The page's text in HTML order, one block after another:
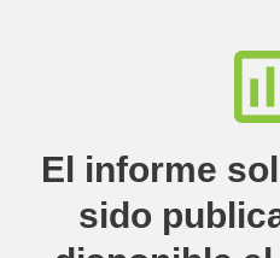
El informe
sido